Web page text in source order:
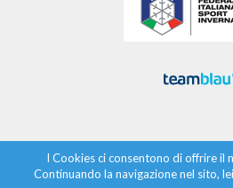
I Cookies ci consentono di offrire il
Continuando la navigazione nel sito,